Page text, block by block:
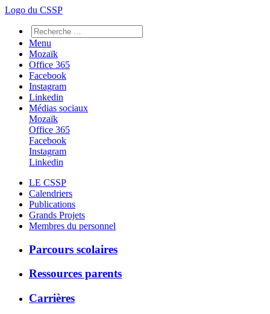
Logo du CSSP
Menu
Mozaïk
Office 365
Facebook
Instagram
Linkedin
Médias sociaux
Mozaïk
Office 365
Facebook
Instagram
Linkedin
LE CSSP
Calendriers
Publications
Grands Projets
Membres du personnel
Parcours scolaires
Ressources parents
Carrières